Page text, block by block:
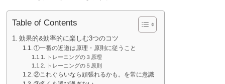
Table of Contents
効果的&効率的に楽しむ3つのコツ
①一番の近道は原理・原則に従うこと
トレーニングの３原理
トレーニングの５原則
②これぐらいなら頑張れるかも。を常に意識